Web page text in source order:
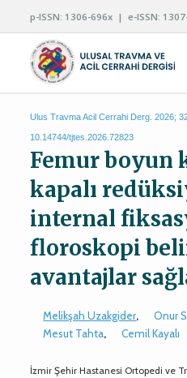
p-ISSN: 1306-696x | e-ISSN:
Ulus Travma Acil Cerrahi Derg. 2026;
10.14744/tjtes.2026.72823
Femur boyun
kapalı
internal
floroskopi
avantajlar
Melikşah Uzakgider, Onur
Mesut Tahta, Cemil Kayalı
İzmir Şehir Hastanesi Ortopedi ve